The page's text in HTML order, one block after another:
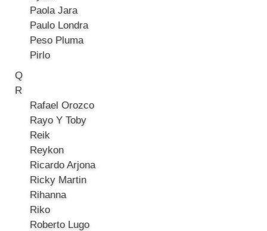
Paola Jara
Paulo Londra
Peso Pluma
Pirlo
Q
R
Rafael Orozco
Rayo Y Toby
Reik
Reykon
Ricardo Arjona
Ricky Martin
Rihanna
Riko
Roberto Lugo